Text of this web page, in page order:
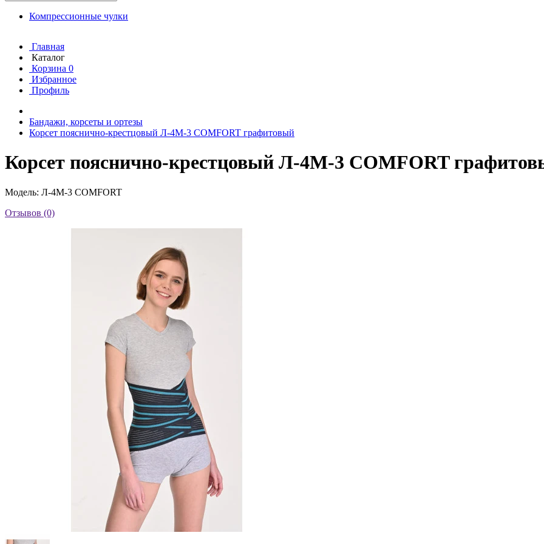
Компрессионные чулки
Главная
Каталог
Корзина 0
Избранное
Профиль
Бандажи, корсеты и ортезы
Корсет пояснично-крестцовый Л-4М-3 COMFORT графитовый
Корсет пояснично-крестцовый Л-4М-3 COMFORT
Модель: Л-4М-3 COMFORT
Отзывов (0)